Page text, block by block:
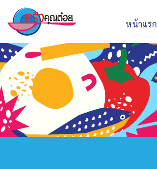
หน้าแรก